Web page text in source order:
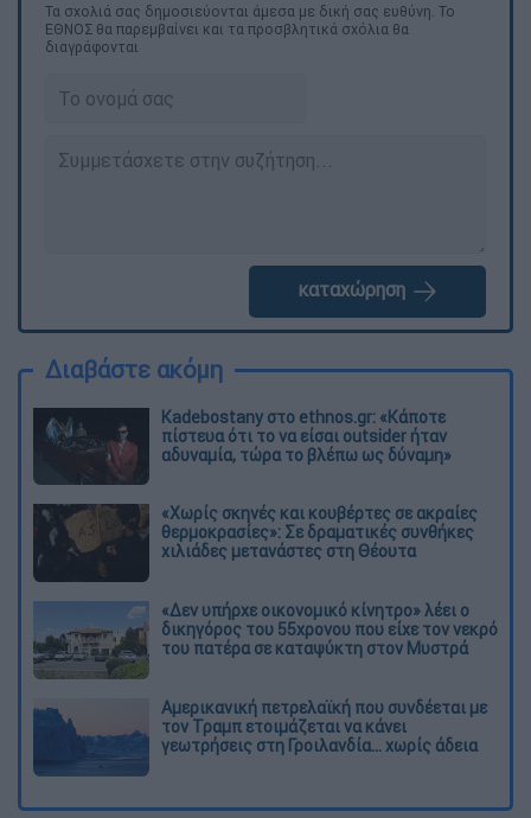
Τα σχολιά σας δημοσιεύονται άμεσα με δική σας ευθύνη. Το
ΕΘΝΟΣ θα παρεμβαίνει και τα προσβλητικά σχόλια θα
διαγράφονται
καταχώρηση
Διαβάστε ακόμη
Kadebostany στο ethnos.gr: «Κάποτε
πίστευα ότι το να είσαι outsider ήταν
αδυναμία, τώρα το βλέπω ως δύναμη»
«Χωρίς σκηνές και κουβέρτες σε ακραίες
θερμοκρασίες»: Σε δραματικές συνθήκες
χιλιάδες μετανάστες στη Θέουτα
«Δεν υπήρχε οικονομικό κίνητρο» λέει ο
δικηγόρος του 55χρονου που είχε τον νεκρό
του πατέρα σε καταψύκτη στον Μυστρά
Αμερικανική πετρελαϊκή που συνδέεται με
τον Τραμπ ετοιμάζεται να κάνει
γεωτρήσεις στη Γροιλανδία... χωρίς άδεια